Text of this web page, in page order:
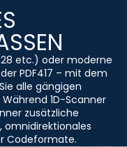
etc.) oder moderne
PDF417 – mit dem
alle gängigen
1D-Scanner
zusätzliche
omnidirektionales
Codeformate.